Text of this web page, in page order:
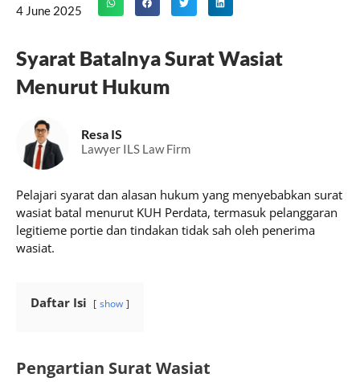
4 June 2025
Syarat Batalnya Surat Wasiat
Menurut Hukum
Resa IS
Lawyer ILS Law Firm
Pelajari syarat dan alasan hukum yang menyebabkan surat
wasiat batal menurut KUH Perdata, termasuk pelanggaran
legitieme portie dan tindakan tidak sah oleh penerima
wasiat.
Daftar Isi show
Pengartian Surat Wasiat